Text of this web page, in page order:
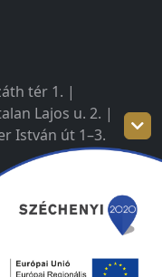
tér 1. |
Lajos u. 2. |
István út 1–3.